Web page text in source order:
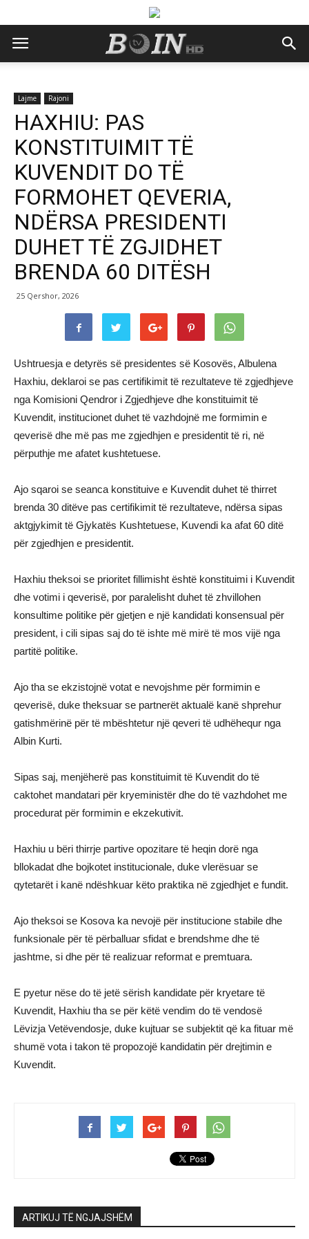
Lajme Rajoni
HAXHIU: PAS
KONSTITUIMIT TË
KUVENDIT DO TË
FORMOHET QEVERIA,
NDËRSA PRESIDENTI
DUHET TË ZGJIDHET
BRENDA 60 DITËSH
25 Qershor, 2026
Ushtruesja e detyrës së presidentes së Kosovës, Albulena
Haxhiu, deklaroi se pas certifikimit të rezultateve të zgjedhjeve
nga Komisioni Qendror i Zgjedhjeve dhe konstituimit të
Kuvendit, institucionet duhet të vazhdojnë me formimin e
qeverisë dhe më pas me zgjedhjen e presidentit të ri, në
përputhje me afatet kushtetuese.
Ajo sqaroi se seanca konstituive e Kuvendit duhet të thirret
brenda 30 ditëve pas certifikimit të rezultateve, ndërsa sipas
aktgjykimit të Gjykatës Kushtetuese, Kuvendi ka afat 60 ditë
për zgjedhjen e presidentit.
Haxhiu theksoi se prioritet fillimisht është konstituimi i Kuvendit
dhe votimi i qeverisë, por paralelisht duhet të zhvillohen
konsultime politike për gjetjen e një kandidati konsensual për
president, i cili sipas saj do të ishte më mirë të mos vijë nga
partitë politike.
Ajo tha se ekzistojnë votat e nevojshme për formimin e
qeverisë, duke theksuar se partnerët aktualë kanë shprehur
gatishmërinë për të mbështetur një qeveri të udhëhequr nga
Albin Kurti.
Sipas saj, menjëherë pas konstituimit të Kuvendit do të
caktohet mandatari për kryeministër dhe do të vazhdohet me
procedurat për formimin e ekzekutivit.
Haxhiu u bëri thirrje partive opozitare të heqin dorë nga
bllokadat dhe bojkotet institucionale, duke vlerësuar se
qytetarët i kanë ndëshkuar këto praktika në zgjedhjet e fundit.
Ajo theksoi se Kosova ka nevojë për institucione stabile dhe
funksionale për të përballuar sfidat e brendshme dhe të
jashtme, si dhe për të realizuar reformat e premtuara.
E pyetur nëse do të jetë sërish kandidate për kryetare të
Kuvendit, Haxhiu tha se për këtë vendim do të vendosë
Lëvizja Vetëvendosje, duke kujtuar se subjektit që ka fituar më
shumë vota i takon të propozojë kandidatin për drejtimin e
Kuvendit.
ARTIKUJ TË NGJAJSHËM